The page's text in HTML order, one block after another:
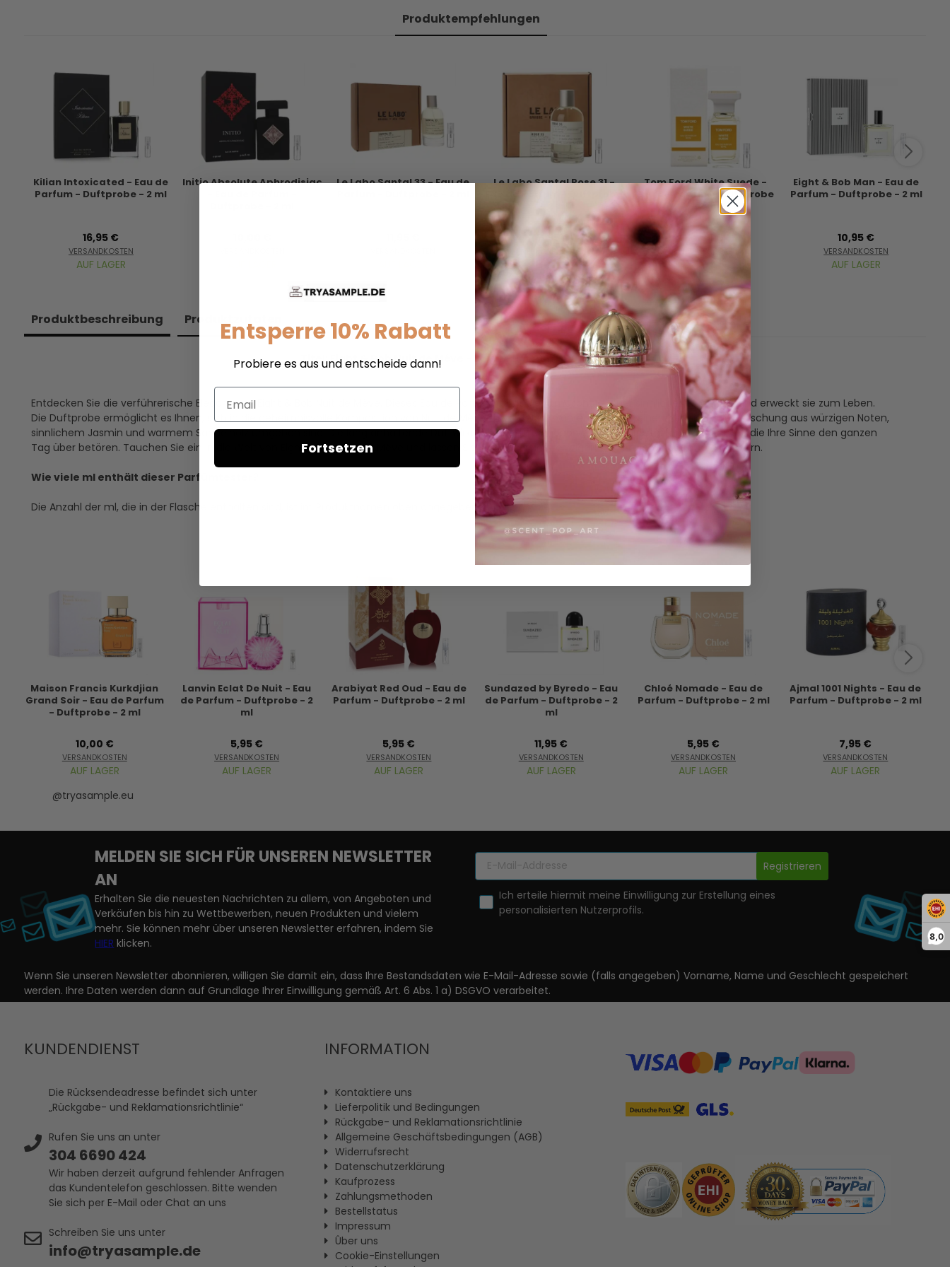
8,0
Produktempfehlungen
Kilian Intoxicated - Eau de
Parfum - Duftprobe - 2 ml
16,95 €
VERSANDKOSTEN
AUF LAGER
Initio Absolute Aphrodisiac
Le Labo Santal 33 - Eau de
Le Labo Santal Rose 31 -
Eau de Parfum - Duftprobe
11,95 €
VERSANDKOSTEN
AUF LAGER
Tom Ford White Suede -
Eau de Parfum - Duftprobe
- 2 ml
14,95 €
VERSANDKOSTEN
AUF LAGER
Eight & Bob Man - Eau de
Parfum - Duftprobe - 2 ml
10,95 €
VERSANDKOSTEN
AUF LAGER
Produkt­beschreibung Produkt­zutaten
Titel: Eight & Bob Nuit de Méve - Eau De Parfum - Duftprobe
Entdecken Sie die verführerische Eleganz von Eight & Bob Nuit de Méve. Dieses Eau de Parfum fängt die Atmosphäre einer sinnlichen Nacht ein und erweckt sie zum Leben.
Die Duftprobe ermöglicht es Ihnen, sich in die geheimnisvolle Komposition von Nuit de Méve zu vertiefen, während Sie von einer faszinierenden Mischung aus würzigen Noten,
sinnlichem Jasmin und warmem Sandelholz umgeben sind. Die lang anhaltende Duftwirkung wird durch hochwertige Inhaltsstoffe gewährleistet, die Ihre Sinne den ganzen
Tag über betören. Tauchen Sie ein in die Welt von Eight & Bob Nuit de Méve und lassen Sie sich von seiner einzigartigen Anziehungskraft verzaubern.
Wie viele ml enthält dieser Parfümtester?
Die Anzahl der ml, die in der Flasche enthalten sind, ist im Produktnamen oben angegeben.
Maison Francis Kurkdjian
Grand Soir - Eau de Parfum
- Duftprobe - 2 ml
10,00 €
VERSANDKOSTEN
AUF LAGER
Lanvin Eclat De Nuit - Eau
de Parfum - Duftprobe - 2
ml
5,95 €
VERSANDKOSTEN
AUF LAGER
Arabiyat Red Oud - Eau de
Parfum - Duftprobe - 2 ml
5,95 €
VERSANDKOSTEN
AUF LAGER
Sundazed by Byredo - Eau
de Parfum - Duftprobe - 2
ml
11,95 €
VERSANDKOSTEN
AUF LAGER
Chloé Nomade - Eau de
Parfum - Duftprobe - 2 ml
5,95 €
VERSANDKOSTEN
AUF LAGER
Ajmal 1001 Nights - Eau de
Parfum - Duftprobe - 2 ml
7,95 €
VERSANDKOSTEN
AUF LAGER
@tryasample.eu
MELDEN SIE SICH FÜR UNSEREN NEWSLETTER
AN
Erhalten Sie die neuesten Nachrichten zu allem, von Angeboten und
Verkäufen bis hin zu Wettbewerben, neuen Produkten und vielem
mehr. Sie können mehr über unseren Newsletter erfahren, indem Sie
HIER klicken.
Registrieren
Ich erteile hiermit meine Einwilligung zur Erstellung eines
personalisierten Nutzerprofils.
Wenn Sie unseren Newsletter abonnieren, willigen Sie damit ein, dass Ihre Bestandsdaten wie E-Mail-Adresse sowie (falls angegeben) Vorname, Name und Geschlecht gespeichert
werden. Ihre Daten werden dann auf Grundlage Ihrer Einwilligung gemäß Art. 6 Abs. 1 a) DSGVO verarbeitet.
KUNDENDIENST
Die Rücksendeadresse befindet sich unter
„Rückgabe- und Reklamationsrichtlinie“
Rufen Sie uns an unter
304 6690 424
Wir haben derzeit aufgrund fehlender Anfragen
das Kundentelefon geschlossen. Bitte wenden
Sie sich per E-Mail oder Chat an uns
Schreiben Sie uns unter
info@tryasample.de
INFORMATION
Kontaktiere uns
Lieferpolitik und Bedingungen
Rückgabe- und Reklamationsrichtlinie
Allgemeine Geschäftsbedingungen (AGB)
Widerrufsrecht
Datenschutzerklärung
Kaufprozess
Zahlungsmethoden
Bestellstatus
Impressum
Ûber uns
Cookie-Einstellungen
Entsperre 10% Rabatt
Probiere es aus und entscheide dann!
Email
Fortsetzen